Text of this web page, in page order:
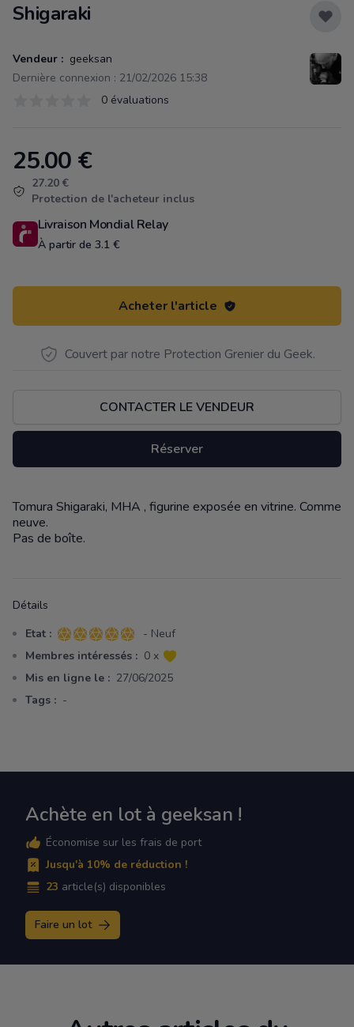
Shigaraki
Vendeur : geeksan
Dernière connexion : 21/02/2026 15:38
0 évaluations
Product information
25.00 €
27.20 €
Protection de l'acheteur inclus
Livraison Mondial Relay
À partir de 3.1 €
Acheter l'article
Couvert par notre Protection Grenier du Geek.
CONTACTER LE VENDEUR
Réserver
Description
Tomura Shigaraki, MHA , figurine exposée en vitrine. Comme
neuve.
Pas de boîte.
Détails
Etat : 5 sur 5 étoiles
- Neuf
Membres intéressés : 0 x
Mis en ligne le : 27/06/2025
Tags : -
Achète en lot à geeksan !
Économise sur les frais de port
Jusqu'à 10% de réduction !
23 article(s) disponibles
Faire un lot